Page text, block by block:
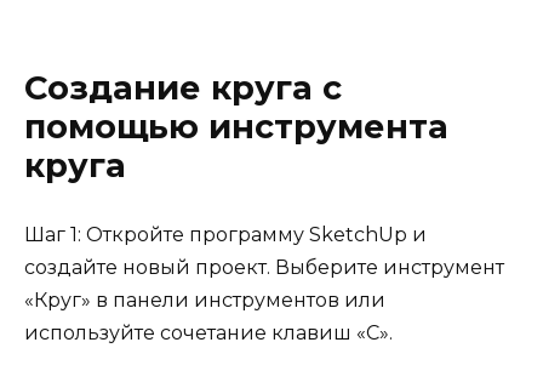
Создание круга с
помощью инструмента
круга
Шаг 1: Откройте программу SketchUp и
создайте новый проект. Выберите инструмент
«Круг» в панели инструментов или
используйте сочетание клавиш «C».